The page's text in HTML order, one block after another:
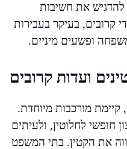
את חשיבות
בעיקר בעבירות
ופשעים מיניים.
ועדות קרובים
מורכבות מיוחדת.
חופשי לחלוטין, ולעיתים
את הקטין. בתי המשפט